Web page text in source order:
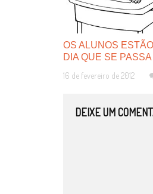
OS ALUNOS
DIA QUE SE PASSA
16 de fevereiro de 2012
DEIXE UM